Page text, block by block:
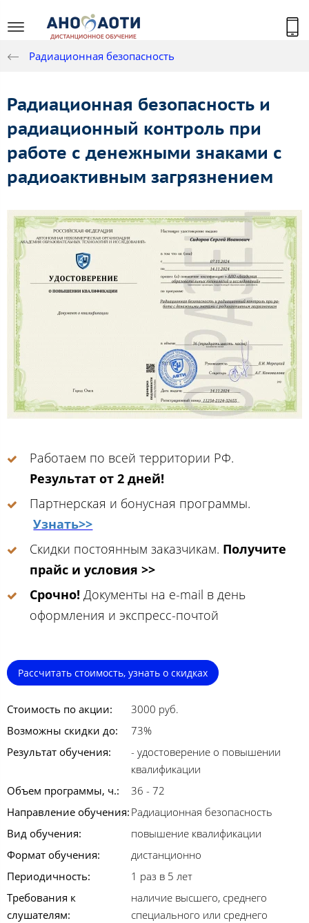
Радиационная безопасность
Радиационная безопасность и
радиационный контроль при
работе с денежными знаками с
радиоактивным загрязнением
Работаем по всей территории РФ.
Результат от 2 дней!
Партнерская и бонусная программы.
Узнать>>
Скидки постоянным заказчикам. Получите
прайс и условия >>
Срочно! Документы на e-mail в день
оформления и экспресс-почтой
Рассчитать стоимость, узнать о скидках
Стоимость по акции:
3000 руб.
Возможны скидки до:
73%
Результат обучения:
- удостоверение о повышении
квалификации
Объем программы, ч.:
36 - 72
Направление обучения: Радиационная безопасность
Вид обучения:
повышение квалификации
Формат обучения:
дистанционно
Периодичность:
1 раз в 5 лет
Требования к
слушателям:
наличие высшего, среднего
специального или среднего